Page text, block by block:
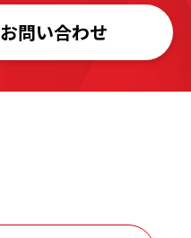
お問い合わせ